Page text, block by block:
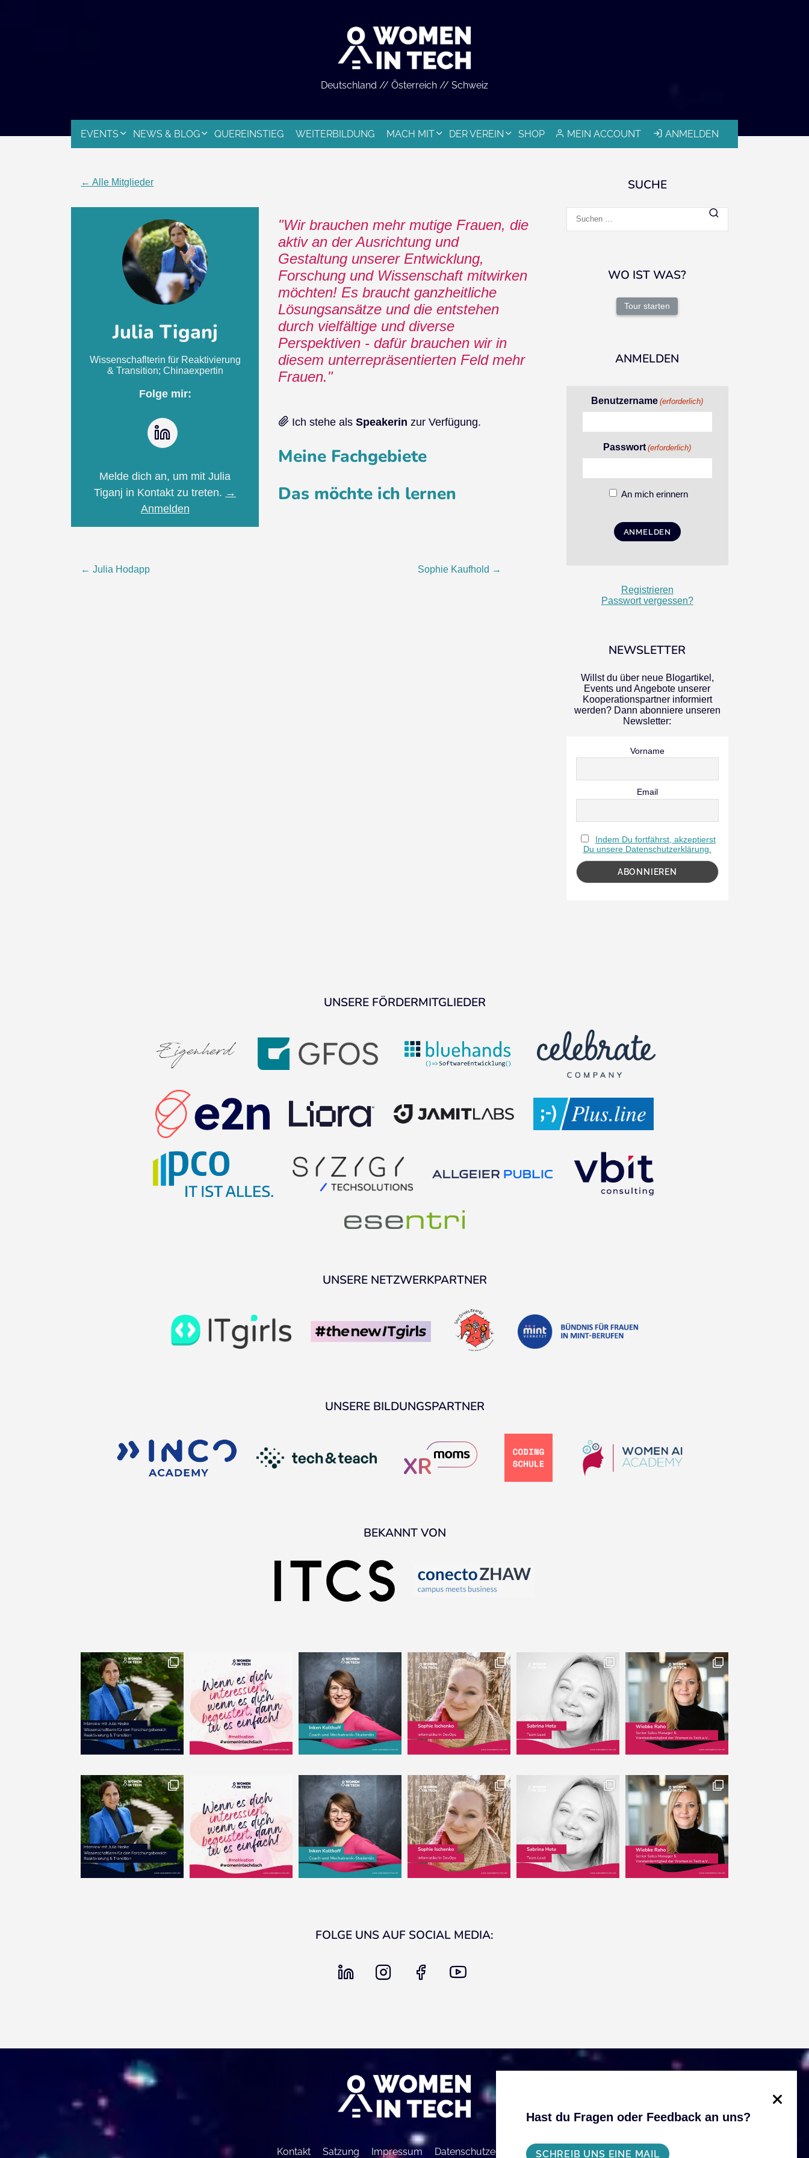
Deutschland // Österreich // Schweiz
MEIN ACCOUNT ANMELDEN
EVENTS NEWS & BLOG QUEREINSTIEG WEITERBILDUNG MACH MIT DER VEREIN SHOP
← Alle Mitglieder
Julia Tiganj
Wissenschaflterin für Reaktivierung
& Transition; Chinaexpertin
Folge mir:
Melde dich an, um mit Julia
Tiganj in Kontakt zu treten. →
Anmelden
Wir brauchen mehr mutige Frauen, die
aktiv an der Ausrichtung und
Gestaltung unserer Entwicklung,
Forschung und Wissenschaft mitwirken
möchten! Es braucht ganzheitliche
Lösungsansätze und die entstehen
durch vielfältige und diverse
Perspektiven - dafür brauchen wir in
diesem unterrepräsentierten Feld mehr
Frauen.
Ich stehe als Speakerin zur Verfügung.
Meine Fachgebiete
Das möchte ich lernen
Beitragsnavigation
← Julia Hodapp Sophie Kaufhold →
SUCHE
nach:
WO IST WAS?
Tour starten
ANMELDEN
Benutzername (erforderlich)
Passwort (erforderlich)
An mich erinnern
Registrieren
Passwort vergessen?
NEWSLETTER
Willst du über neue Blogartikel,
Events und Angebote unserer
Kooperationspartner informiert
werden? Dann abonniere unseren
Newsletter:
Vorname
Email
Indem Du fortfährst, akzeptierst
Du unsere Datenschutzerklärung.
UNSERE FÖRDERMITGLIEDER
UNSERE NETZWERKPARTNER
UNSERE BILDUNGSPARTNER
BEKANNT VON
FOLGE UNS AUF SOCIAL MEDIA:
linkedin instagram
Kontakt Satzung Impressum Datenschutzerklärung
Hast du Fragen oder Feedback an uns?
SCHREIB UNS EINE MAIL